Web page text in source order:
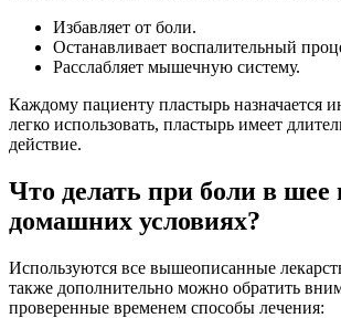
Избавляет от боли.
Останавливает воспалительный
Расслабляет мышечную систему.
Каждому пациенту пластырь назначается
легко использовать, пластырь имеет
действие.
Что делать при боли в шее
домашних условиях?
Используются все вышеописанные
также дополнительно можно обратить
проверенные временем способы лечения: